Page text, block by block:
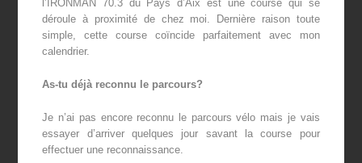
l’IRONMAN 70.3 du Pays d’Aix est une course qui se
déroule à proximité de chez moi. Dernière raison toute
simple, cette course coïncide parfaitement avec mon
calendrier.
As-tu déjà reconnu le parcours?
Je n’ai pas encore reconnu le parcours vélo mais je vais
essayer d’arriver quelques jour savant la course pour
effectuer une reconnaissance.